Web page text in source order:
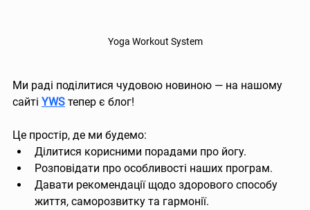
Yoga Workout System
Ми раді поділитися чудовою новиною — на нашому
сайті YWS тепер є блог!
Це простір, де ми будемо:
Ділитися корисними порадами про йогу.
Розповідати про особливості наших програм.
Давати рекомендації щодо здорового способу
життя, саморозвитку та гармонії.